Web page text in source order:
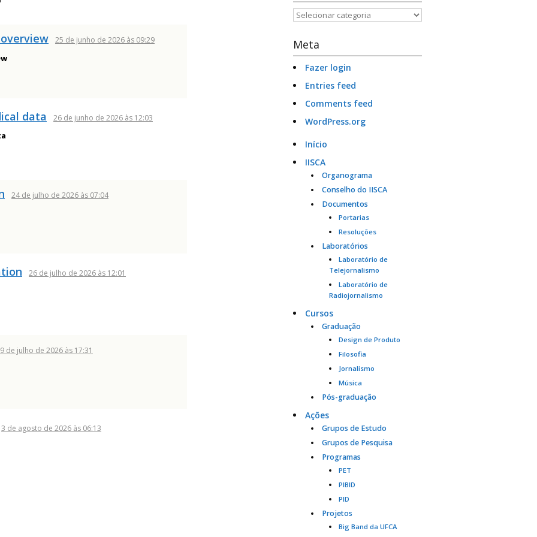
Categorias
Meta
Fazer login
Entries feed
Comments feed
WordPress.org
Início
IISCA
Organograma
Conselho do IISCA
Documentos
Portarias
Resoluções
Laboratórios
Laboratório de
Telejornalismo
Laboratório de
Radiojornalismo
Cursos
Graduação
Design de Produto
Filosofia
Jornalismo
Música
Pós-graduação
Ações
Grupos de Estudo
Grupos de Pesquisa
Programas
PET
PIBID
PID
Projetos
Big Band da UFCA
25 de junho de 2026 às 09:29
data 26 de junho de 2026 às 12:03
24 de julho de 2026 às 07:04
26 de julho de 2026 às 12:01
de julho de 2026 às 17:31
3 de agosto de 2026 às 06:13